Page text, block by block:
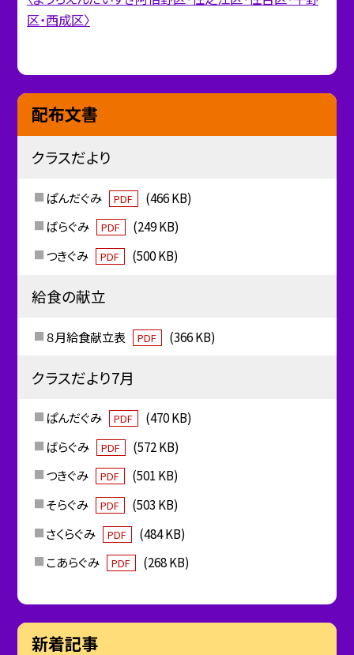
区・西成区〉
配布文書
クラスだより
ぱんだぐみ PDF
(466 KB)
ばらぐみ
PDF
(249 KB)
つきぐみ
PDF (500 KB)
給食の献立
８月給食献立表 PDF (366 KB)
クラスだより7月
ぱんだぐみ PDF
(470 KB)
ばらぐみ
PDF
(572 KB)
つきぐみ
PDF
(501 KB)
そらぐみ
PDF
(503 KB)
さくらぐみ
PDF
(484 KB)
こあらぐみ
PDF (268 KB)
新着記事